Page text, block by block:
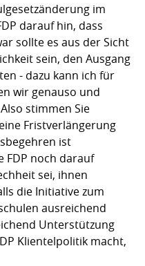
im
darauf hin, dass
sollte es aus der Sicht
sein, den Ausgang
- dazu kann ich für
wir genauso und
stimmen Sie
Fristverlängerung
ist
FDP noch darauf
sei, ihnen
die Initiative zum
ausreichend
Unterstützung
Klientelpolitik macht,